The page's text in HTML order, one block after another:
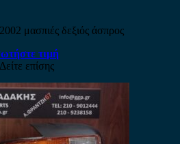
μασπιές δεξιός άσπρος
τιμή
Δείτε επίσης